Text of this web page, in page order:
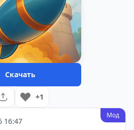
Скачать
+1
Мод
16:47